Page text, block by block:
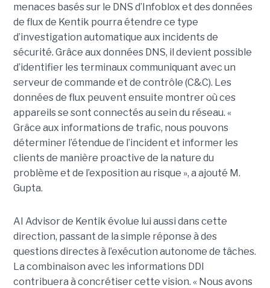
menaces basés sur le DNS d’Infoblox et des données
de flux de Kentik pourra étendre ce type
d’investigation automatique aux incidents de
sécurité. Grâce aux données DNS, il devient possible
d’identifier les terminaux communiquant avec un
serveur de commande et de contrôle (C&C). Les
données de flux peuvent ensuite montrer où ces
appareils se sont connectés au sein du réseau. «
Grâce aux informations de trafic, nous pouvons
déterminer l’étendue de l’incident et informer les
clients de manière proactive de la nature du
problème et de l’exposition au risque », a ajouté M.
Gupta.
AI Advisor de Kentik évolue lui aussi dans cette
direction, passant de la simple réponse à des
questions directes à l’exécution autonome de tâches.
La combinaison avec les informations DDI
contribuera à concrétiser cette vision. « Nous avons